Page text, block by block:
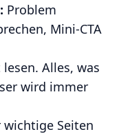
Problem
Mini-CTA
lesen. Alles, was
wird immer
Seiten